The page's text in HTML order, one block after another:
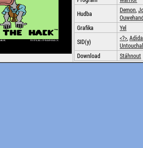
Hudba
Demon
Grafika
Yel
SID(y)
<?>
Download
Stáhnout